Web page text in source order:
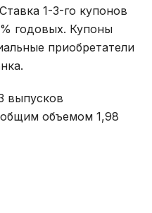
1-3-го купонов
годовых. Купоны
приобретатели
выпусков
объемом 1,98